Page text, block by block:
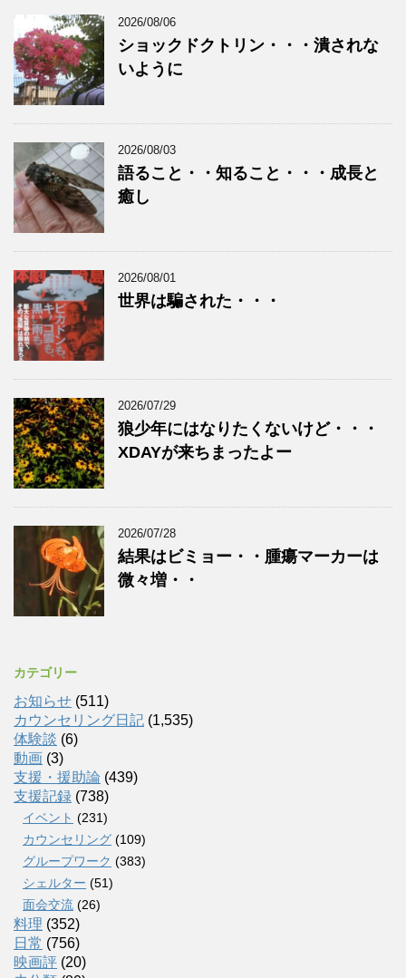
2026/08/06
ショックドクトリン・・・潰されな
いように
2026/08/03
語ること・・知ること・・・成長と
癒し
2026/08/01
世界は騙された・・・
2026/07/29
狼少年にはなりたくないけど・・・
XDAYが来ちまったよー
2026/07/28
結果はビミョー・・腫瘍マーカーは
微々増・・
カテゴリー
お知らせ (511)
カウンセリング日記 (1,535)
体験談 (6)
動画 (3)
支援・援助論 (439)
支援記録 (738)
イベント (231)
カウンセリング (109)
グループワーク (383)
シェルター (51)
面会交流 (26)
料理 (352)
日常 (756)
映画評 (20)